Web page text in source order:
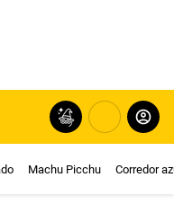
Machu Picchu Corredor